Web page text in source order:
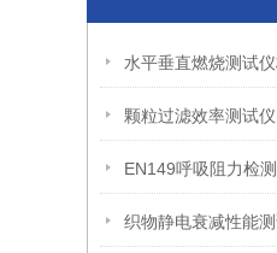
水平垂直燃烧测试
颗粒过滤效率测试
EN149呼吸阻力检
织物静电衰减性能